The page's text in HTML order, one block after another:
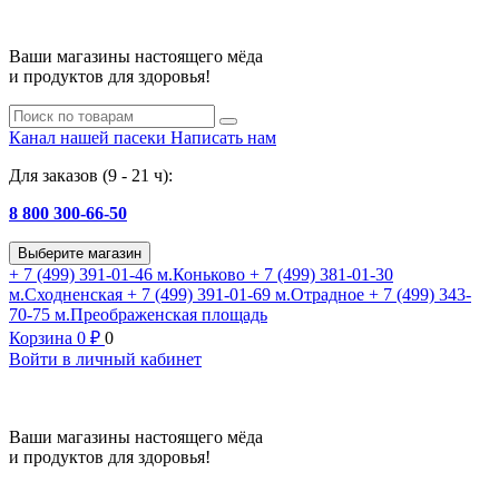
Ваши магазины настоящего мёда
и продуктов для здоровья!
Канал нашей пасеки Написать нам
Для заказов (9 - 21 ч):
8 800 300-66-50
Выберите магазин
+ 7 (499) 391-01-46 м.Коньково + 7 (499) 381-01-30
м.Сходненская + 7 (499) 391-01-69 м.Отрадное + 7 (499) 343-
70-75 м.Преображенская площадь
Корзина 0 ₽ 0
Войти в личный кабинет
Ваши магазины настоящего мёда
и продуктов для здоровья!